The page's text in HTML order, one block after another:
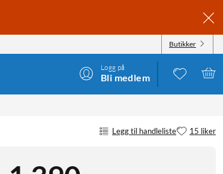
Butikker
Logg på
Bli medlem
Legg til handleliste 15 liker